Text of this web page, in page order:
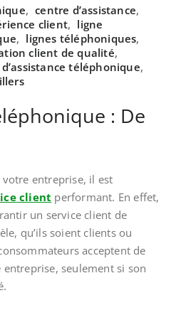
, centre d’assistance,
client, ligne
, lignes téléphoniques,
client de qualité,
téléphonique,
: De
votre entreprise, il est
client performant. En effet,
un service client de
qu’ils soient clients ou
acceptent de
entreprise, seulement si son